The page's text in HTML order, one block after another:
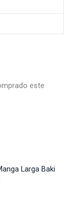
este